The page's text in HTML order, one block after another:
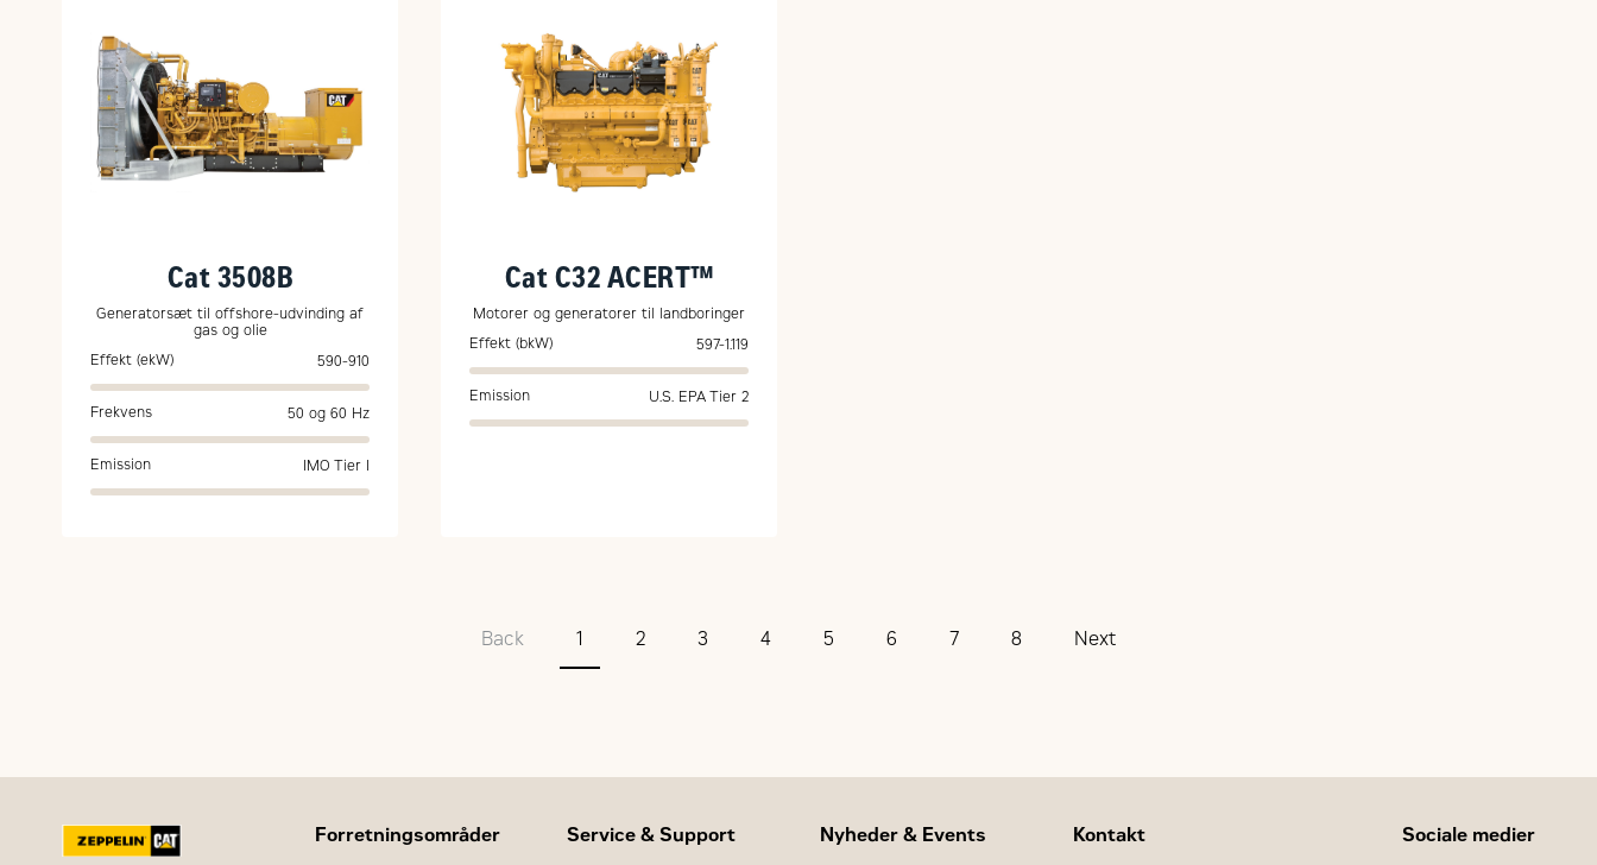
Cat 3508B
Generatorsæt til offshore-udvinding af
gas og olie
Effekt (ekW)
590-910
Frekvens 50 og 60 Hz
Emission IMO Tier I
Cat C32 ACERT™
Motorer og generatorer til landboringer
Effekt (bkW)
597-1.119
Emission U.S. EPA Tier 2
Back 1 2 3 4 5 6 7 8 Next
Forretningsområder Service & Support Nyheder & Events Kontakt Sociale medier